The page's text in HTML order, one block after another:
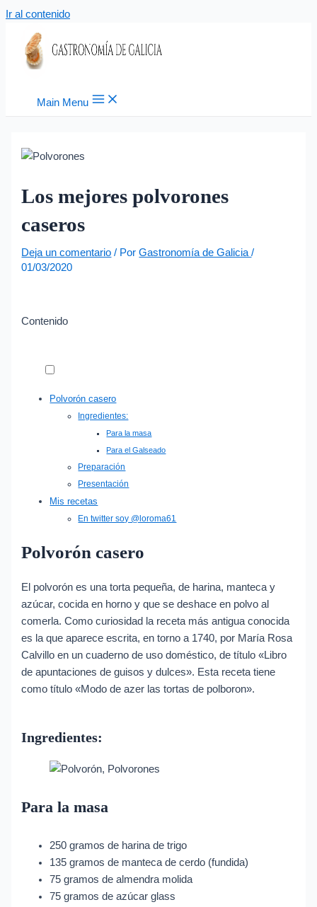
Ir al contenido
Main Menu
Los mejores polvorones
caseros
Deja un comentario / PorGastronomía de Galicia/
01/03/2020
Contenido
Polvorón casero
Ingredientes:
Para la masa
Para el Galseado
Preparación
Presentación
Mis recetas
En twitter soy @loroma61
Polvorón casero
El polvorón es una torta pequeña, de harina, manteca y
azúcar, cocida en horno y que se deshace en polvo al
comerla. Como curiosidad la receta más antigua conocida
es la que aparece escrita, en torno a 1740, por María Rosa
Calvillo en un cuaderno de uso doméstico, de título «Libro
de apuntaciones de guisos y dulces». Esta receta tiene
como título «Modo de azer las tortas de polboron».
Ingredientes:
Para la masa
250 gramos de harina de trigo
135 gramos de manteca de cerdo (fundida)
75 gramos de almendra molida
75 gramos de azúcar glass